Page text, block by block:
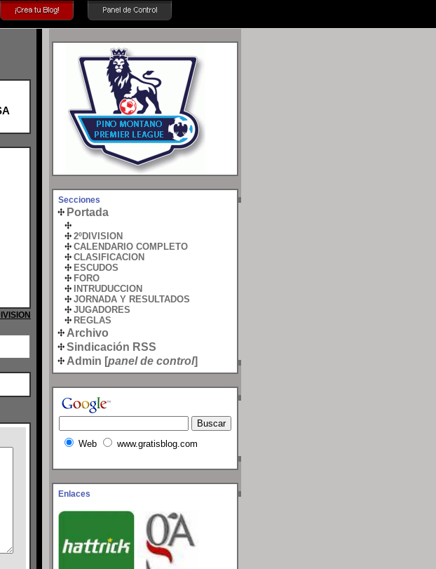
Secciones
Portada
2ºDIVISION
CALENDARIO COMPLETO
CLASIFICACION
ESCUDOS
FORO
INTRUDUCCION
JORNADA Y RESULTADOS
JUGADORES
REGLAS
Archivo
Sindicación RSS
Admin [panel de control]
Web www.gratisblog.com
Enlaces